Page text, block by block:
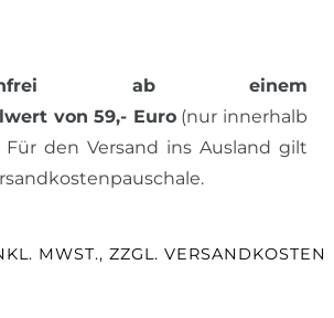
ab einem
von 59,- Euro(nur innerhalb
Für den Versand ins Ausland gilt
MWST., ZZGL. VERSANDKOSTEN